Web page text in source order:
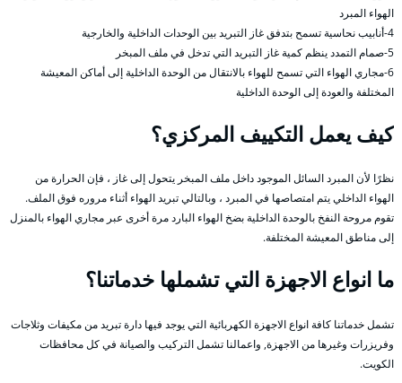
الهواء المبرد
4-أنابيب نحاسية تسمح بتدفق غاز التبريد بين الوحدات الداخلية والخارجية
5-صمام التمدد ينظم كمية غاز التبريد التي تدخل في ملف المبخر
6-مجاري الهواء التي تسمح للهواء بالانتقال من الوحدة الداخلية إلى أماكن المعيشة
المختلفة والعودة إلى الوحدة الداخلية
كيف يعمل التكييف المركزي؟
نظرًا لأن المبرد السائل الموجود داخل ملف المبخر يتحول إلى غاز ، فإن الحرارة من
الهواء الداخلي يتم امتصاصها في المبرد ، وبالتالي تبريد الهواء أثناء مروره فوق الملف.
تقوم مروحة النفخ بالوحدة الداخلية بضخ الهواء البارد مرة أخرى عبر مجاري الهواء بالمنزل
إلى مناطق المعيشة المختلفة.
ما انواع الاجهزة التي تشملها خدماتنا؟
تشمل خدماتنا كافة انواع الاجهزة الكهربائية التي يوجد فيها دارة تبريد من مكيفات وثلاجات
وفريزرات وغيرها من الاجهزة, واعمالنا تشمل التركيب والصيانة في كل محافظات
الكويت.